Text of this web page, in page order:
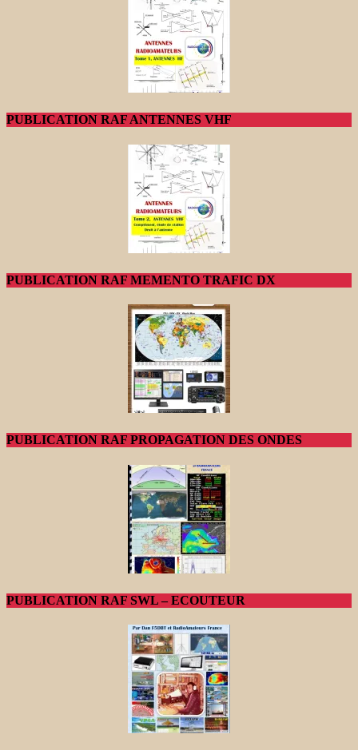
PUBLICATION RAF ANTENNES VHF
PUBLICATION RAF MEMENTO TRAFIC DX
PUBLICATION RAF PROPAGATION DES ONDES
PUBLICATION RAF SWL – ECOUTEUR